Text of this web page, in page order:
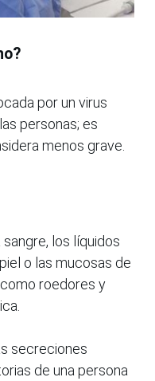
por un virus
personas; es
menos grave.
los líquidos
o las mucosas de
roedores y
secreciones
de una persona